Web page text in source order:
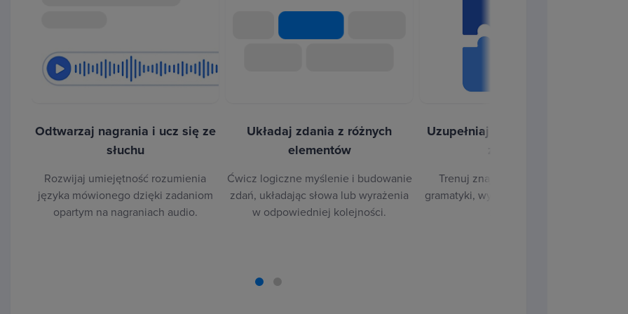
Odtwarzaj nagrania i ucz się ze
słuchu
Rozwijaj umiejętność rozumienia
języka mówionego dzięki zadaniom
opartym na nagraniach audio.
Układaj zdania z różnych
elementów
Ćwicz logiczne myślenie i budowanie
zdań, układając słowa lub wyrażenia
w odpowiedniej kolejności.
Uzupełniaj brakujące słowa w
Trenuj znajomość słownictwa i
gramatyki, wypełniając puste pola w